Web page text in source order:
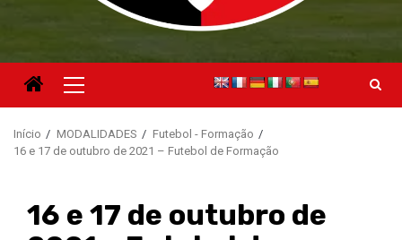
Menu
principal
Início MODALIDADES
Futebol - Formação
16 e 17 de outubro de 2021 – Futebol de Formação
16 e 17 de outubro de